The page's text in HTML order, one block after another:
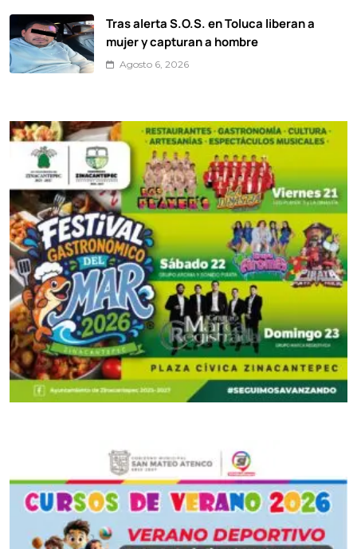
Tras alerta S.O.S. en Toluca liberan a
mujer y capturan a hombre
Agosto 6, 2026